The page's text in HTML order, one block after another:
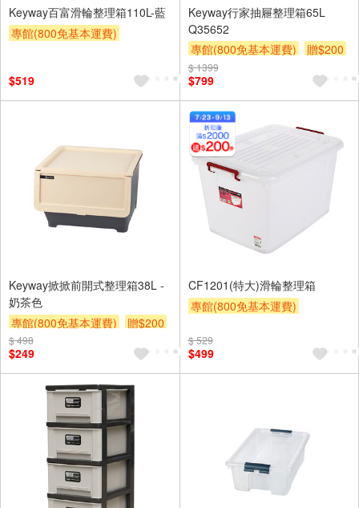
Keyway百富滑輪整理箱110L-藍
專館(800免基本運費)
$519
Keyway行家抽屜整理箱65L
Q35652
專館(800免基本運費)
贈$200
$ 1399
$799
Keyway掀掀前開式整理箱38L -
奶茶色
專館(800免基本運費)
贈$200
$ 498
$249
CF1201(特大)滑輪整理箱
專館(800免基本運費)
$ 529
$499